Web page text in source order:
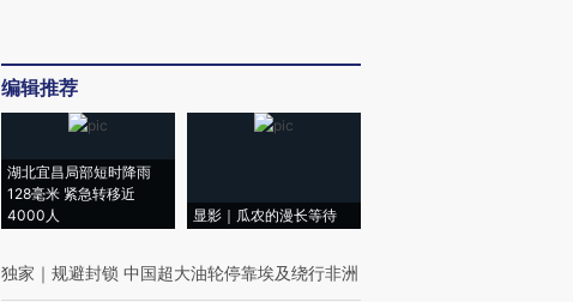
编辑推荐
湖北宜昌局部短时降雨
128毫米 紧急转移近
4000人
显影｜瓜农的漫长等待
独家 ｜ 规避封锁 中国超大油轮停靠埃及绕行非洲